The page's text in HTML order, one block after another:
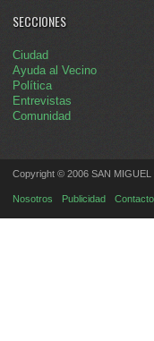
SECCIONES
Ciudad
Ayuda al Vecino
Política
Entrevistas
Comunidad
Copyright © 2006 SAN MIGUEL
Nosotros Publicidad Contacto